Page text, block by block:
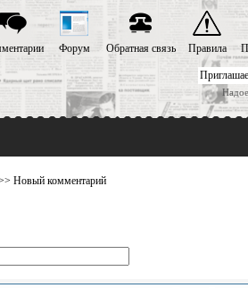
Форум Обратная связь Правила
Новый комментарий